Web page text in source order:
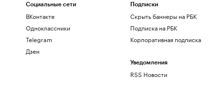
Социальные сети
ВКонтакте
Одноклассники
Telegram
Дзен
Подписки
Скрыть баннеры на РБК
Подписка на РБК
Корпоративная подписка
Уведомления
RSS Новости